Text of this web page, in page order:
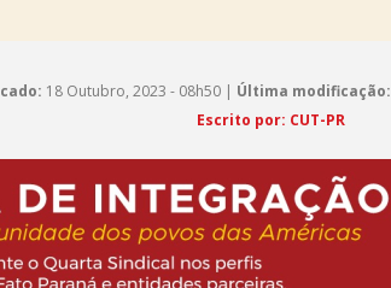
18 Outubro, 2023 - 08h50 | Última modificação:
Escrito por: CUT-PR